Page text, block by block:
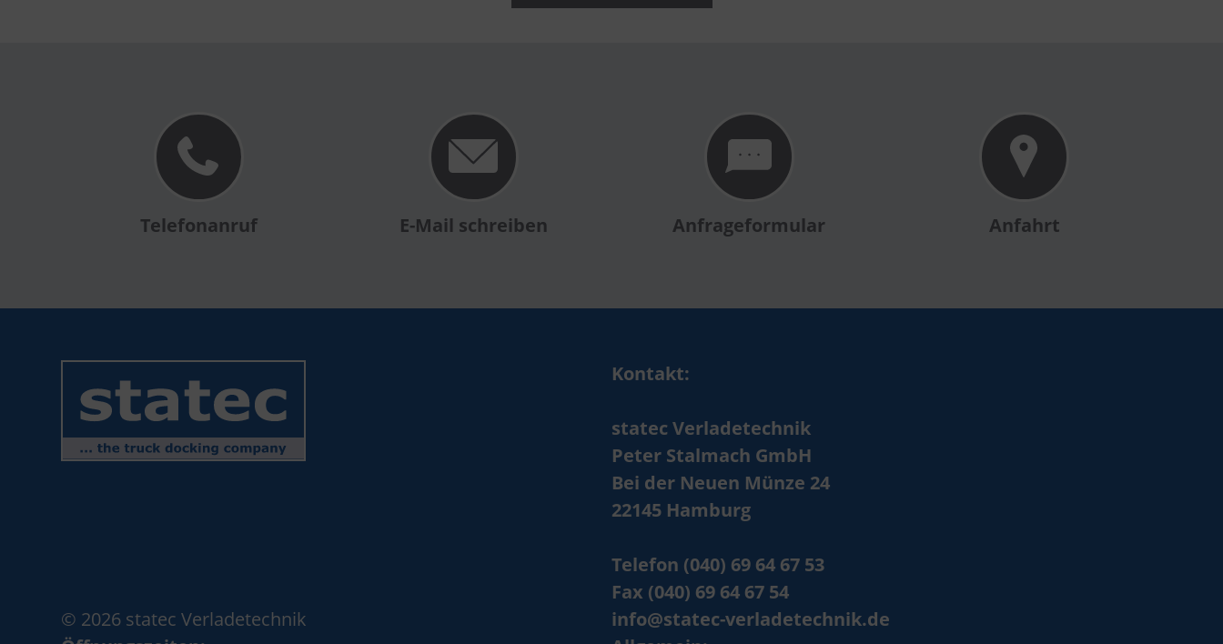
Telefonanruf E-Mail schreiben Anfrageformular Anfahrt
© 2026 statec Verladetechnik
Kontakt:
statec Verladetechnik
Peter Stalmach GmbH
Bei der Neuen Münze 24
22145 Hamburg
Telefon (040) 69 64 67 53
Fax (040) 69 64 67 54
info@statec-verladetechnik.de